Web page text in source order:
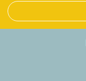
Ürün
Ürün fiyatı diğer